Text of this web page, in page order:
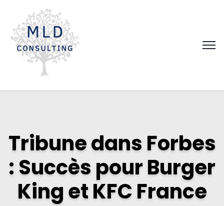
Tribune dans Forbes
: Succès pour Burger
King et KFC France